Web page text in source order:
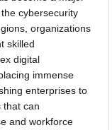
cybersecurity
organizations
skilled
digital
immense
enterprises to
that can
and workforce